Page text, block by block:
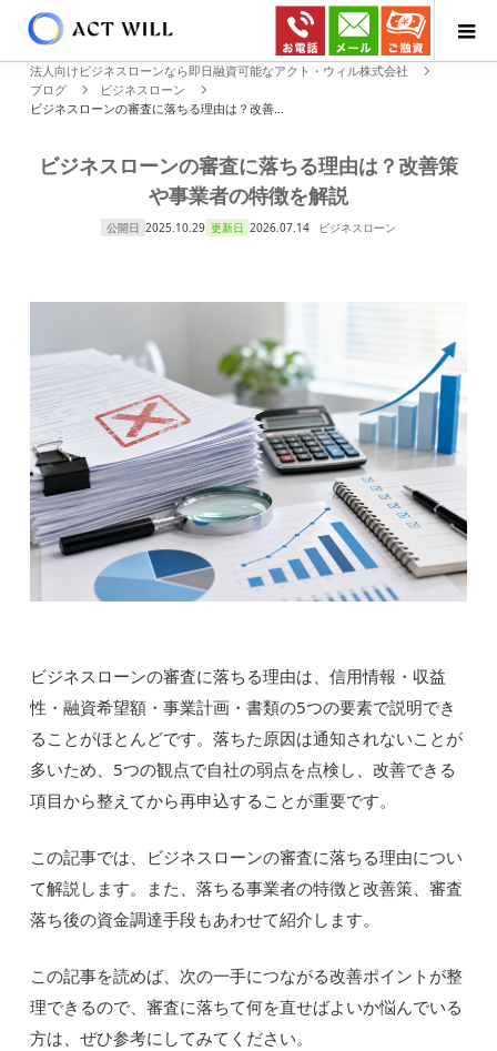
法人向けビジネスローンなら即日融資可能なアクト・ウィル株式会社
ブログ
ビジネスローン
ビジネスローンの審査に落ちる理由は？改善...
ビジネスローンの審査に落ちる理由は？改善策
や事業者の特徴を解説
公開日 2025.10.29 更新日 2026.07.14 ビジネスローン
ビジネスローンの審査に落ちる理由は、信用情報・収益
性・融資希望額・事業計画・書類の5つの要素で説明でき
ることがほとんどです。落ちた原因は通知されないことが
多いため、5つの観点で自社の弱点を点検し、改善できる
項目から整えてから再申込することが重要です。
この記事では、ビジネスローンの審査に落ちる理由につい
て解説します。また、落ちる事業者の特徴と改善策、審査
落ち後の資金調達手段もあわせて紹介します。
この記事を読めば、次の一手につながる改善ポイントが整
理できるので、審査に落ちて何を直せばよいか悩んでいる
方は、ぜひ参考にしてみてください。